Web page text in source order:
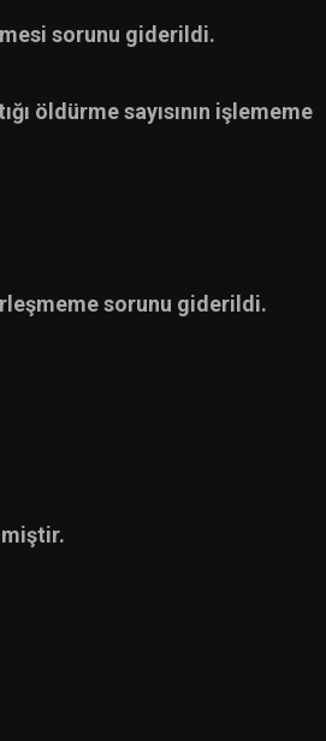
sorunu giderildi.
öldürme sayısının işlememe
sorunu giderildi.